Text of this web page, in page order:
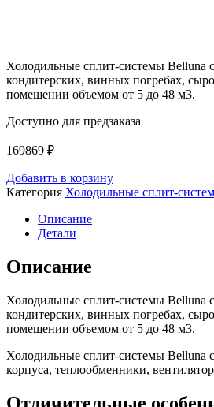
Холодильные сплит-системы Belluna
кондитерских, винных погребах,
помещении объемом от 5 до 48 м3.
Доступно для предзаказа
169869 ₽
Добавить в корзину
Категория Холодильные сплит-
Описание
Детали
Описание
Холодильные сплит-системы Belluna
кондитерских, винных погребах,
помещении объемом от 5 до 48 м3.
Холодильные сплит-системы Belluna
корпуса, теплообменники,